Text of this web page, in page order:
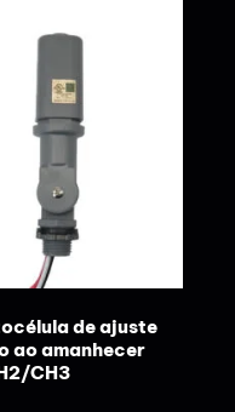
de ajuste
ao amanhecer
CH3